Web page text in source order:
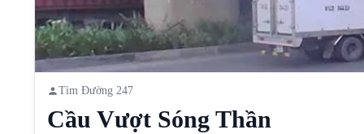
Tìm Đường 247
Cầu Vượt Sóng Thần